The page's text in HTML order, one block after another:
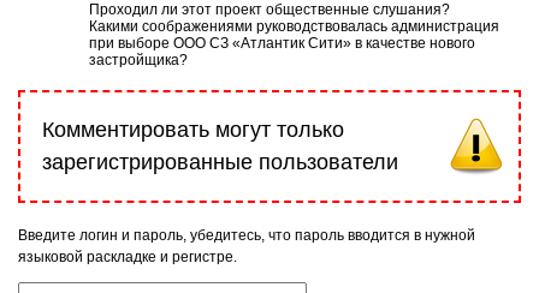
Проходил ли этот проект общественные слушания?
Какими соображениями руководствовалась администрация
при выборе ООО СЗ «Атлантик Сити» в качестве нового
застройщика?
Комментировать могут только
зарегистрированные пользователи
Введите логин и пароль, убедитесь, что пароль вводится в нужной
языковой раскладке и регистре.